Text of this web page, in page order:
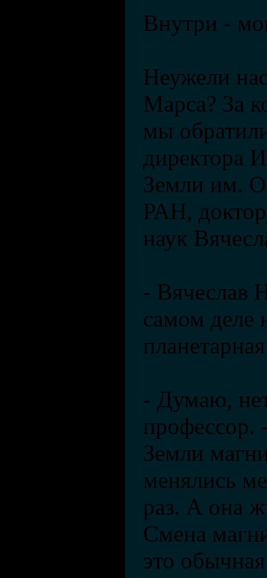
Внутри -
Неужели
Марса? За
мы
директора
Земли им.
РАН,
наук
- Вячеслав
самом деле
- Думаю,
профессор.
Земли
менялись
раз. А она
Смена
это